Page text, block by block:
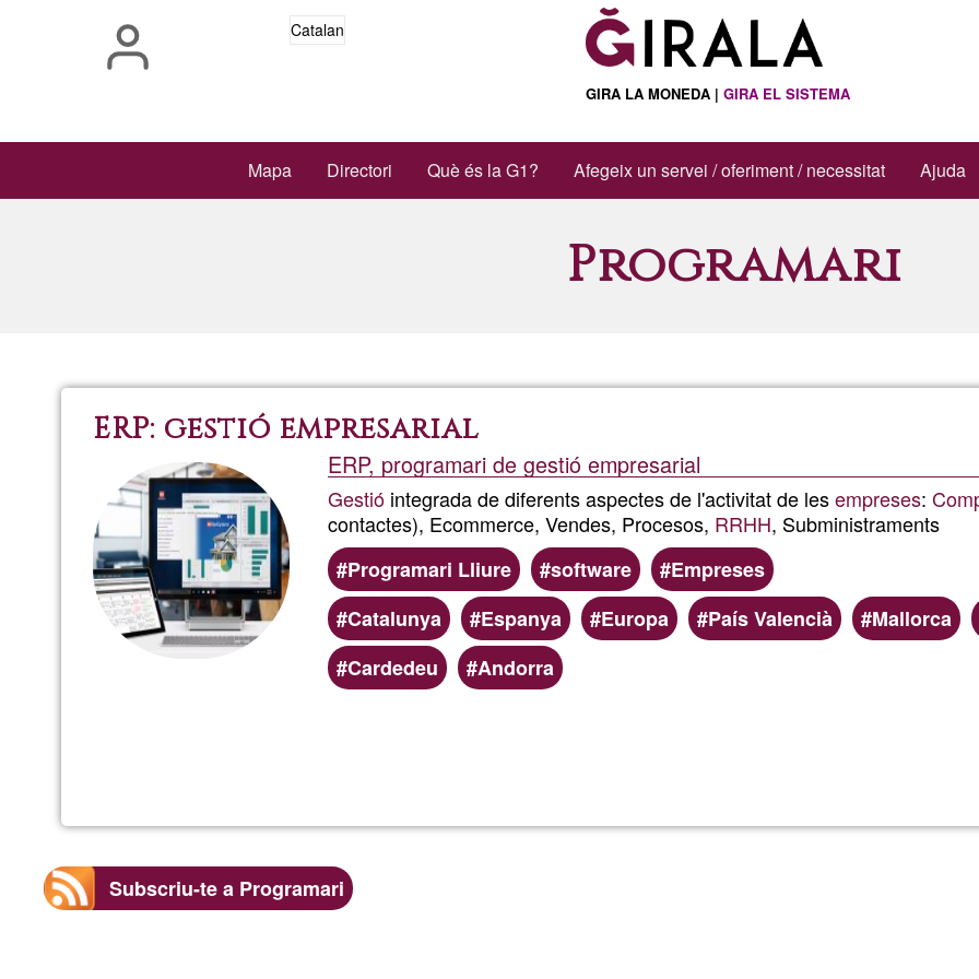
Catalan
GIRA LA MONEDA | GIRA EL SISTEMA
Mapa Directori Què és la G1? Afegeix un servei / oferiment / necessitat Ajuda
Programari
ERP: gestió empresarial
ERP, programari de gestió empresarial
Gestió integrada de diferents aspectes de l'activitat de lesempreses:
contactes), Ecommerce, Vendes, Procesos, RRHH, Subministraments
Programari Lliure
software
Empreses
Catalunya
Espanya Europa País Valencià Mallorca
Cardedeu
Andorra
Subscriu-te a Programari